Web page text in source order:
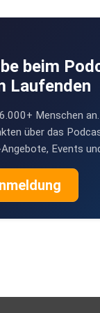
apolut
GmbH
beim
Laufenden
Menschen
über das
Events